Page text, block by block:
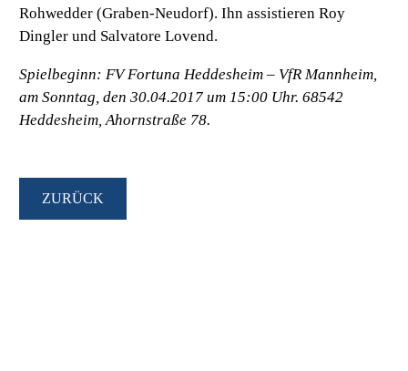
Rohwedder (Graben-Neudorf). Ihn assistieren Roy
Dingler und Salvatore Lovend.
Spielbeginn: FV Fortuna Heddesheim – VfR Mannheim,
am Sonntag, den 30.04.2017 um 15:00 Uhr. 68542
Heddesheim, Ahornstraße 78.
ZURÜCK